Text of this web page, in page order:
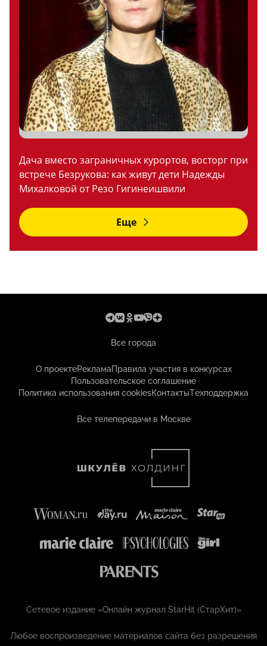
Дача вместо заграничных курортов, восторг при
встрече Безрукова: как живут дети Надежды
Михалковой от Резо Гигинеишвили
Еще
Все города
О проектеРекламаПравила участия в конкурсах
Пользовательское соглашение
Политика использования cookiesКонтактыТехподдержка
Все телепередачи в Москве
Сетевое издание «Онлайн журнал StarHit (СтарХит)»
Любое воспроизведение материалов сайта без разрешения